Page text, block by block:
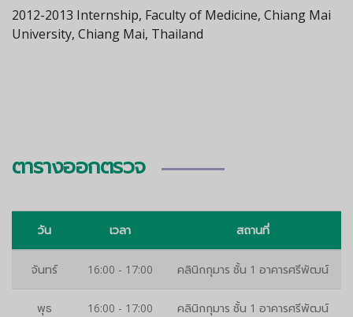
2012-2013 Internship, Faculty of Medicine, Chiang Mai
University, Chiang Mai, Thailand
ตารางออกตรวจ
วัน เวลา สถานที่
จันทร์ 16:00 - 17:00 คลินิกกุมาร ชั้น 1 อาคารศรีพัฒน์
พุธ 16:00 - 17:00 คลินิกกุมาร ชั้น 1 อาคารศรีพัฒน์